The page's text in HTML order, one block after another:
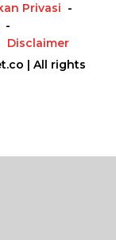
Privasi
Disclaimer
| All rights